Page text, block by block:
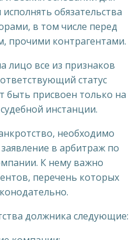
обязательства
в том числе перед
прочими контрагентами.
лицо все из признаков
статус
присвоен только на
инстанции.
необходимо
в арбитраж по
К нему важно
перечень которых
должника следующие: